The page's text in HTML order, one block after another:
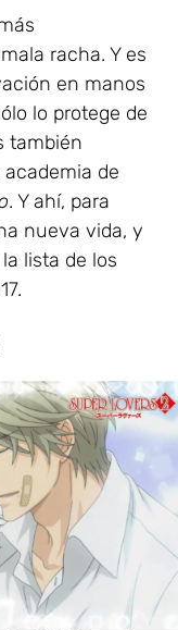
racha. Y es
en manos
lo protege de
también
de
. Y ahí, para
nueva vida, y
lista de los